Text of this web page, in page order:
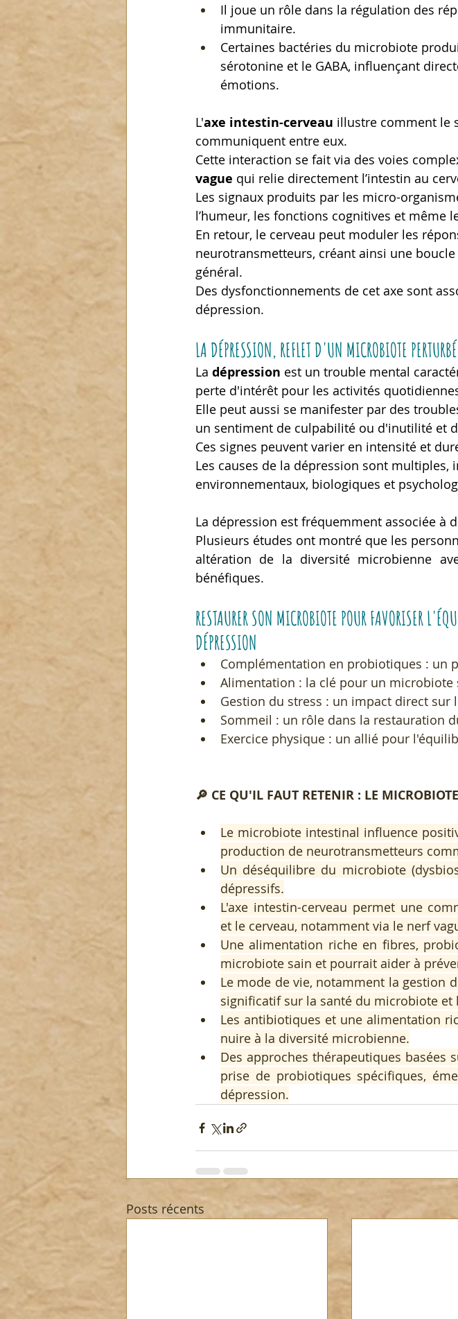
Il joue un rôle dans la régulation des
immunitaire.
Certaines bactéries du microbiote
sérotonine et le GABA, influençant
émotions.
L'axe intestin-cerveau illustre comment le
communiquent entre eux.
Cette interaction se fait via des voies
vague qui relie directement l’intestin au
Les signaux produits par les micro-
l’humeur, les fonctions cognitives et même
En retour, le cerveau peut moduler les
neurotransmetteurs, créant ainsi une
général.
Des dysfonctionnements de cet axe sont
dépression.
LA DÉPRESSION, REFLET D'UN MICROBIOTE PERTURBÉ
La dépression est un trouble mental
perte d'intérêt pour les activités
Elle peut aussi se manifester par des
un sentiment de culpabilité ou d'inutilité et
Ces signes peuvent varier en intensité et
Les causes de la dépression sont multiples,
environnementaux, biologiques et
La dépression est fréquemment associée
Plusieurs études ont montré que les
altération de la diversité microbienne
bénéfiques.
RESTAURER SON MICROBIOTE POUR FAVORISER
DÉPRESSION
Complémentation en probiotiques : un
Alimentation : la clé pour un microbiote
Gestion du stress : un impact direct sur
Sommeil : un rôle dans la restauration
Exercice physique : un allié pour
🔎 CE QU'IL FAUT RETENIR : LE
Le microbiote intestinal influence
production de neurotransmetteurs
Un déséquilibre du microbiote
dépressifs.
L'axe intestin-cerveau permet une
et le cerveau, notamment via le nerf
Une alimentation riche en fibres,
microbiote sain et pourrait aider à
Le mode de vie, notamment la gestion
significatif sur la santé du microbiote
Les antibiotiques et une alimentation
nuire à la diversité microbienne.
Des approches thérapeutiques
prise de probiotiques spécifiques,
dépression.
Posts récents